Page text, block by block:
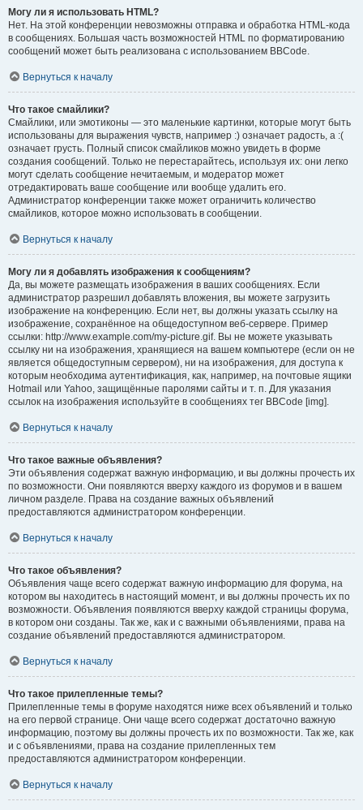
Могу ли я использовать HTML?
Нет. На этой конференции невозможны отправка и обработка HTML-кода
в сообщениях. Большая часть возможностей HTML по форматированию
сообщений может быть реализована с использованием BBCode.
Вернуться к началу
Что такое смайлики?
Смайлики, или эмотиконы — это маленькие картинки, которые могут быть
использованы для выражения чувств, например :) означает радость, а :(
означает грусть. Полный список смайликов можно увидеть в форме
создания сообщений. Только не перестарайтесь, используя их: они легко
могут сделать сообщение нечитаемым, и модератор может
отредактировать ваше сообщение или вообще удалить его.
Администратор конференции также может ограничить количество
смайликов, которое можно использовать в сообщении.
Вернуться к началу
Могу ли я добавлять изображения к сообщениям?
Да, вы можете размещать изображения в ваших сообщениях. Если
администратор разрешил добавлять вложения, вы можете загрузить
изображение на конференцию. Если нет, вы должны указать ссылку на
изображение, сохранённое на общедоступном веб-сервере. Пример
ссылки: http://www.example.com/my-picture.gif. Вы не можете указывать
ссылку ни на изображения, хранящиеся на вашем компьютере (если он не
является общедоступным сервером), ни на изображения, для доступа к
которым необходима аутентификация, как, например, на почтовые ящики
Hotmail или Yahoo, защищённые паролями сайты и т. п. Для указания
ссылок на изображения используйте в сообщениях тег BBCode [img].
Вернуться к началу
Что такое важные объявления?
Эти объявления содержат важную информацию, и вы должны прочесть их
по возможности. Они появляются вверху каждого из форумов и в вашем
личном разделе. Права на создание важных объявлений
предоставляются администратором конференции.
Вернуться к началу
Что такое объявления?
Объявления чаще всего содержат важную информацию для форума, на
котором вы находитесь в настоящий момент, и вы должны прочесть их по
возможности. Объявления появляются вверху каждой страницы форума,
в котором они созданы. Так же, как и с важными объявлениями, права на
создание объявлений предоставляются администратором.
Вернуться к началу
Что такое прилепленные темы?
Прилепленные темы в форуме находятся ниже всех объявлений и только
на его первой странице. Они чаще всего содержат достаточно важную
информацию, поэтому вы должны прочесть их по возможности. Так же, как
и с объявлениями, права на создание прилепленных тем
предоставляются администратором конференции.
Вернуться к началу